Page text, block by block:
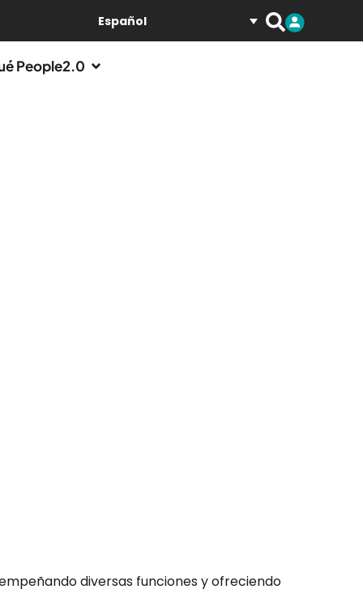
Español
People2.0
diversas funciones y ofreciendo